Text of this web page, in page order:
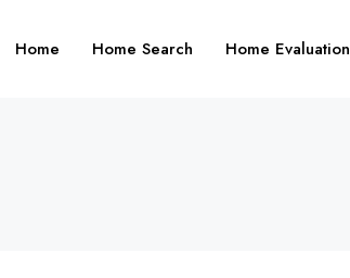
Home Home Search Home Evaluation